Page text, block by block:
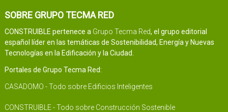
SOBRE GRUPO TECMA RED
CONSTRUIBLE pertenece a Grupo Tecma Red, el grupo editorial
español líder en las temáticas de Sostenibilidad, Energía y Nuevas
Tecnologías en la Edificación y la Ciudad.
Portales de Grupo Tecma Red:
CASADOMO - Todo sobre Edificios Inteligentes
CONSTRUIBLE - Todo sobre Construcción Sostenible